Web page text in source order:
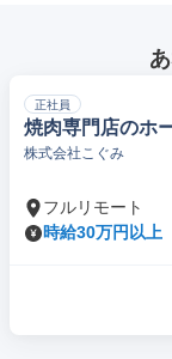
正社員
焼肉専門店のホ
株式会社こぐみ
フルリモート
時給30万円以上